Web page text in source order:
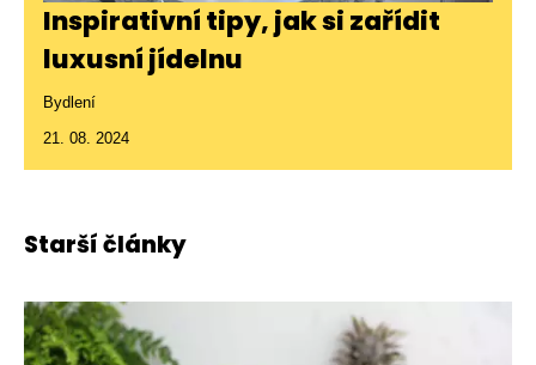
Inspirativní tipy, jak si zařídit
luxusní jídelnu
Bydlení
21. 08. 2024
Starší články